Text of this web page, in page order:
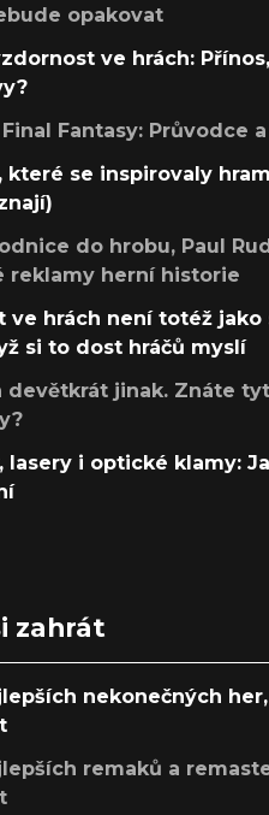
opakovat
ve hrách:
Fantasy: Průvodce
které se inspirovaly
do hrobu, Paul
reklamy herní historie
ve hrách není totéž
si to dost hráčů myslí
devětkrát jinak. Znáte
lasery i optické klamy:
zahrát
nekonečných
remaků a